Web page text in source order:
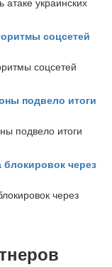
соцсетей
подвело итоги
через